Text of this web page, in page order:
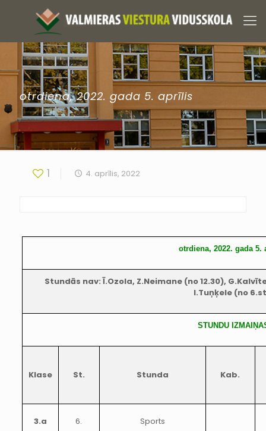
otrdiena, 2022. gada 5. aprīlis
1 4. aprīlis, 2022
otrdiena, 2022. gada 5.
Stundās nav: Ī.Ozola, Z.Neimane (no 12.30),
I.Tuņķele (no
STUNDU
Klase St. Stunda Kab.
3.a 6. Sports